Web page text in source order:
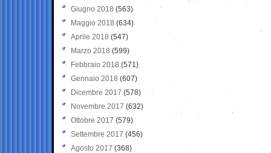
Giugno 2018 (563)
Maggio 2018 (634)
Aprile 2018 (547)
Marzo 2018 (599)
Febbraio 2018 (571)
Gennaio 2018 (607)
Dicembre 2017 (578)
Novembre 2017 (632)
Ottobre 2017 (579)
Settembre 2017 (456)
Agosto 2017 (368)